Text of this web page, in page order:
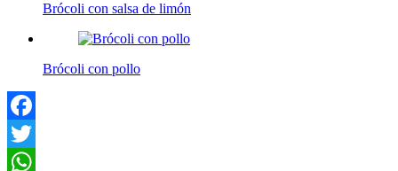
Brócoli con salsa de limón
Brócoli con pollo
Facebook
Twitter